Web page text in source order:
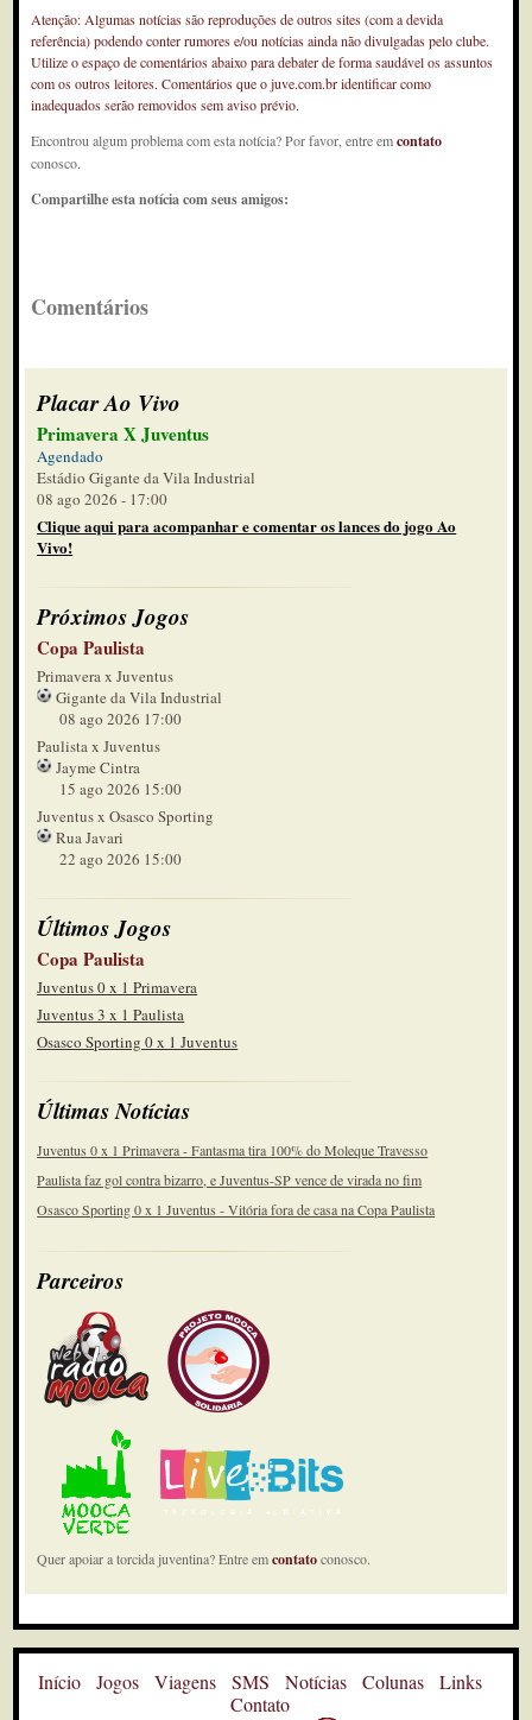
Atenção: Algumas notícias são reproduções de outros sites (com a devida
referência) podendo conter rumores e/ou notícias ainda não divulgadas pelo clube.
Utilize o espaço de comentários abaixo para debater de forma saudável os assuntos
com os outros leitores. Comentários que o juve.com.br identificar como
inadequados serão removidos sem aviso prévio.
Encontrou algum problema com esta notícia? Por favor, entre emcontato
conosco.
Compartilhe esta notícia com seus amigos:
Comentários
Placar Ao Vivo
Primavera X Juventus
Agendado
Estádio Gigante da Vila Industrial
08 ago 2026 - 17:00
Clique aqui para acompanhar e comentar os lances do jogo Ao
Vivo!
Próximos Jogos
Copa Paulista
Primavera x Juventus
Gigante da Vila Industrial
08 ago 2026 17:00
Paulista x Juventus
Jayme Cintra
15 ago 2026 15:00
Juventus x Osasco Sporting
Rua Javari
22 ago 2026 15:00
Últimos Jogos
Copa Paulista
Juventus 0 x 1 Primavera
Juventus 3 x 1 Paulista
Osasco Sporting 0 x 1 Juventus
Últimas Notícias
Juventus 0 x 1 Primavera - Fantasma tira 100% do Moleque Travesso
Paulista faz gol contra bizarro, e Juventus-SP vence de virada no fim
Osasco Sporting 0 x 1 Juventus - Vitória fora de casa na Copa Paulista
Parceiros
Quer apoiar a torcida juventina? Entre emcontatoconosco.
Início Jogos Viagens SMS Notícias Colunas
Links
Contato